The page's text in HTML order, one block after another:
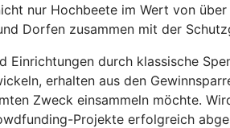
nur Hochbeete im Wert von
Dorfen zusammen mit der
durch klassische
erhalten aus den
Zweck einsammeln möchte.
Projekte erfolgreich